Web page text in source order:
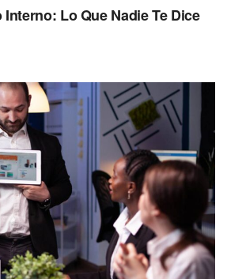
Lo Que Nadie Te Dice